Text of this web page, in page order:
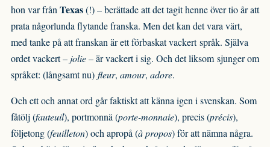
hon var från Texas(!) – berättade att det tagit henne över tio år att
prata någorlunda flytande franska. Men det kan det vara värt,
med tanke på att franskan är ett förbaskat vackert språk. Själva
ordet vackert – jolie– är vackert i sig. Och det liksom sjunger om
språket: (långsamt nu) fleur, amour, adore.
Och ett och annat ord går faktiskt att känna igen i svenskan. Som
fåtölj (fauteuil), portmonnä (porte-monnaie), precis (précis),
följetong (feuilleton) och apropå (à propos) för att nämna några.